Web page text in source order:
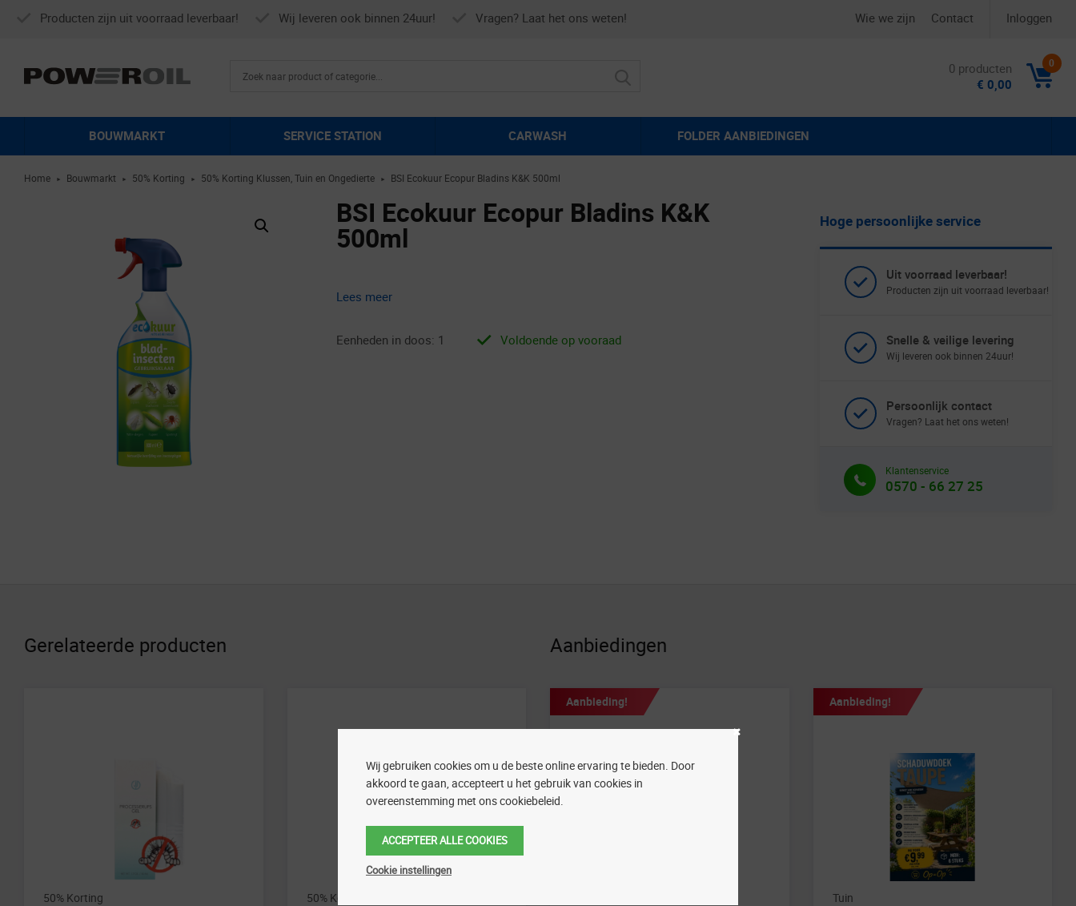
Producten zijn uit voorraad leverbaar! Wij leveren ook binnen 24uur! Vragen? Laat het ons weten! Wie we zijn Contact Inloggen
0
0 producten
€ 0,00
BOUWMARKT SERVICE STATION CARWASH FOLDER AANBIEDINGEN
Home ► Bouwmarkt ► 50% Korting ► 50% Korting Klussen, Tuin en Ongedierte ► BSI Ecokuur Ecopur Bladins K&K 500ml
BSI Ecokuur Ecopur Bladins K&K
500ml
Lees meer
Eenheden in doos: 1 Voldoende op vooraad
Hoge persoonlijke service
Uit voorraad leverbaar!
Producten zijn uit voorraad leverbaar!
Snelle & veilige levering
Wij leveren ook binnen 24uur!
Persoonlijk contact
Vragen? Laat het ons weten!
Klantenservice
0570 - 66 27 25
Gerelateerde producten
50% Korting 50% Korting
Aanbiedingen
Aanbieding! Aanbieding!
Tuin
Wij gebruiken cookies om u de beste online ervaring te bieden. Door
akkoord te gaan, accepteert u het gebruik van cookies in
overeenstemming met ons cookiebeleid.
ACCEPTEER ALLE COOKIES
Cookie instellingen